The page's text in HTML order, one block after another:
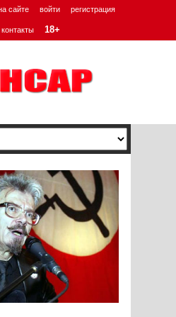
сайте войти регистрация
контакты 18+